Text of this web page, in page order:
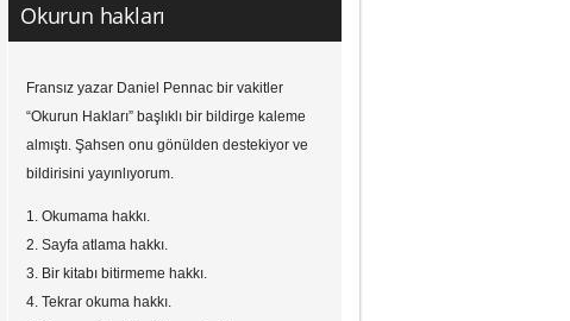
Okurun hakları
Fransız yazar Daniel Pennac bir vakitler
“Okurun Hakları” başlıklı bir bildirge kaleme
almıştı. Şahsen onu gönülden destekiyor ve
bildirisini yayınlıyorum.
1. Okumama hakkı.
2. Sayfa atlama hakkı.
3. Bir kitabı bitirmeme hakkı.
4. Tekrar okuma hakkı.